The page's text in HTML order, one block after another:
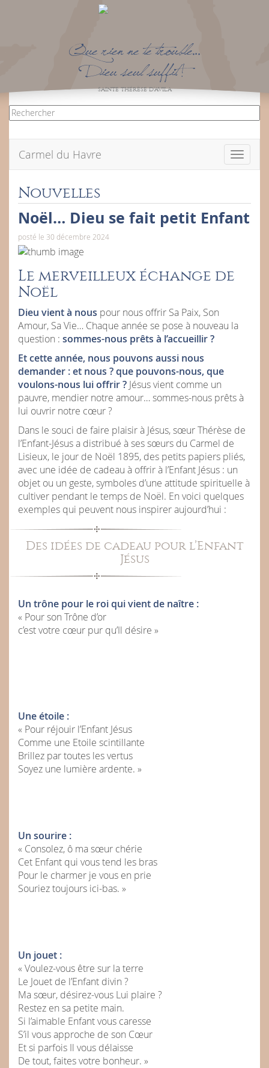
Que rien ne te trouble…
Dieu seul suffit !
SAINTE THÉRÈSE D’AVILA
Toggle
Carmel du Havre
Nouvelles
Noël… Dieu se fait petit Enfant
posté le 30 décembre 2024
Le merveilleux échange de
Noël
Dieu vient à nous pour nous offrir Sa Paix, Son
Amour, Sa Vie… Chaque année se pose à nouveau la
question : sommes-nous prêts à l’accueillir ?
Et cette année, nous pouvons aussi nous
demander : et nous ? que pouvons-nous, que
voulons-nous lui offrir ? Jésus vient comme un
pauvre, mendier notre amour… sommes-nous prêts à
lui ouvrir notre cœur ?
Dans le souci de faire plaisir à Jésus, sœur Thérèse de
l’Enfant-Jésus a distribué à ses sœurs du Carmel de
Lisieux, le jour de Noël 1895, des petits papiers pliés,
avec une idée de cadeau à offrir à l’Enfant Jésus : un
objet ou un geste, symboles d’une attitude spirituelle à
cultiver pendant le temps de Noël. En voici quelques
exemples qui peuvent nous inspirer aujourd’hui :
Des idées de cadeau pour l’Enfant
Jésus
Un trône pour le roi qui vient de naître :
« Pour son Trône d’or
c’est votre cœur pur qu’Il désire »
Une étoile :
« Pour réjouir l’Enfant Jésus
Comme une Etoile scintillante
Brillez par toutes les vertus
Soyez une lumière ardente. »
Un sourire :
« Consolez, ô ma sœur chérie
Cet Enfant qui vous tend les bras
Pour le charmer je vous en prie
Souriez toujours ici-bas. »
Un jouet :
« Voulez-vous être sur la terre
Le Jouet de l’Enfant divin ?
Ma sœur, désirez-vous Lui plaire ?
Restez en sa petite main.
Si l’aimable Enfant vous caresse
S’il vous approche de son Cœur
Et si parfois Il vous délaisse
De tout, faites votre bonheur. »